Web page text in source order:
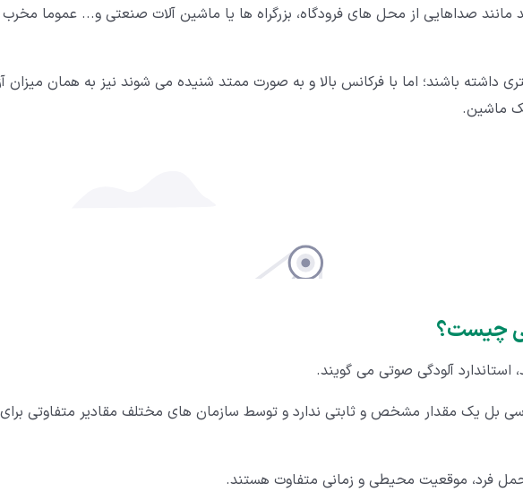
مانند صداهایی از محل های فرودگاه، بزرگراه ها یا ماشین آلات صنعتی و... عموما
داشته باشند؛ اما با فرکانس بالا و به صورت ممتد شنیده می شوند نیز به همان میزان
ماشین.
آلودگی صوتی می گویند.
بل یک مقدار مشخص و ثابتی ندارد و توسط سازمان های مختلف مقادیر متفاوتی برای
فرد، موقعیت محیطی و زمانی متفاوت هستند.